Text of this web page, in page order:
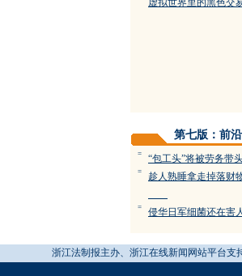
虚拟世界里的黑色交
第七版：前沿
= “包工头”将被劳务带
= 趁人熟睡拿走掉落财
= 侵华日军细菌还在害
浙江法制报主办、浙江在线新闻网站平台